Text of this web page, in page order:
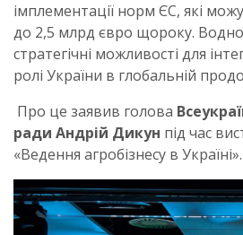
імплементації норм ЄС, які
до 2,5 млрд євро щороку.
стратегічні можливості для
ролі України в глобальній
Про це заявив голова
ради Андрій Дикун під час
«Ведення агробізнесу в Україні».